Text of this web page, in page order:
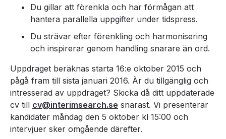
Du gillar att förenkla och har förmågan att
hantera parallella uppgifter under tidspress.
Du strävar efter förenkling och harmonisering
och inspirerar genom handling snarare än ord.
Uppdraget beräknas starta 16:e oktober 2015 och
pågå fram till sista januari 2016. Är du tillgänglig och
intresserad av uppdraget? Skicka då ditt uppdaterade
cv till cv@interimsearch.se snarast. Vi presenterar
kandidater måndag den 5 oktober kl 15:00 och
intervjuer sker omgående därefter.